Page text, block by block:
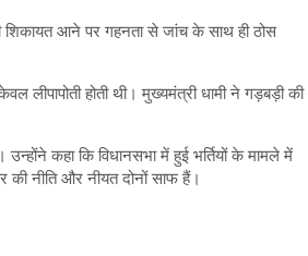
शिकायत आने पर गहनता से जांच के साथ ही ठोस
लीपापोती होती थी। मुख्यमंत्री धामी ने गड़बड़ी की
कहा कि विधानसभा में हुई भर्तियों के मामले में
नीति और नीयत दोनों साफ हैं।